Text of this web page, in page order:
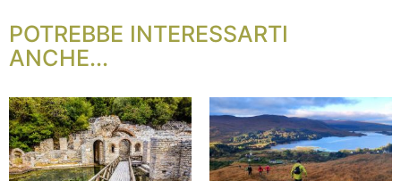
POTREBBE INTERESSARTI
ANCHE...